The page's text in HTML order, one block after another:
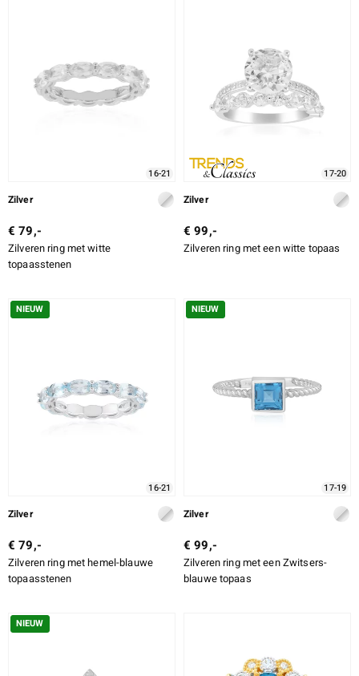
SLIJPVORM EXACT
16-21
Zilver
€ 79,-
Zilveren ring met witte
topaasstenen
17-20
Zilver
€ 99,-
Zilveren ring met een witte topaas
NIEUW
16-21
Zilver
€ 79,-
Zilveren ring met hemel-blauwe
topaasstenen
NIEUW
17-19
Zilver
€ 99,-
Zilveren ring met een Zwitsers-
blauwe topaas
NIEUW